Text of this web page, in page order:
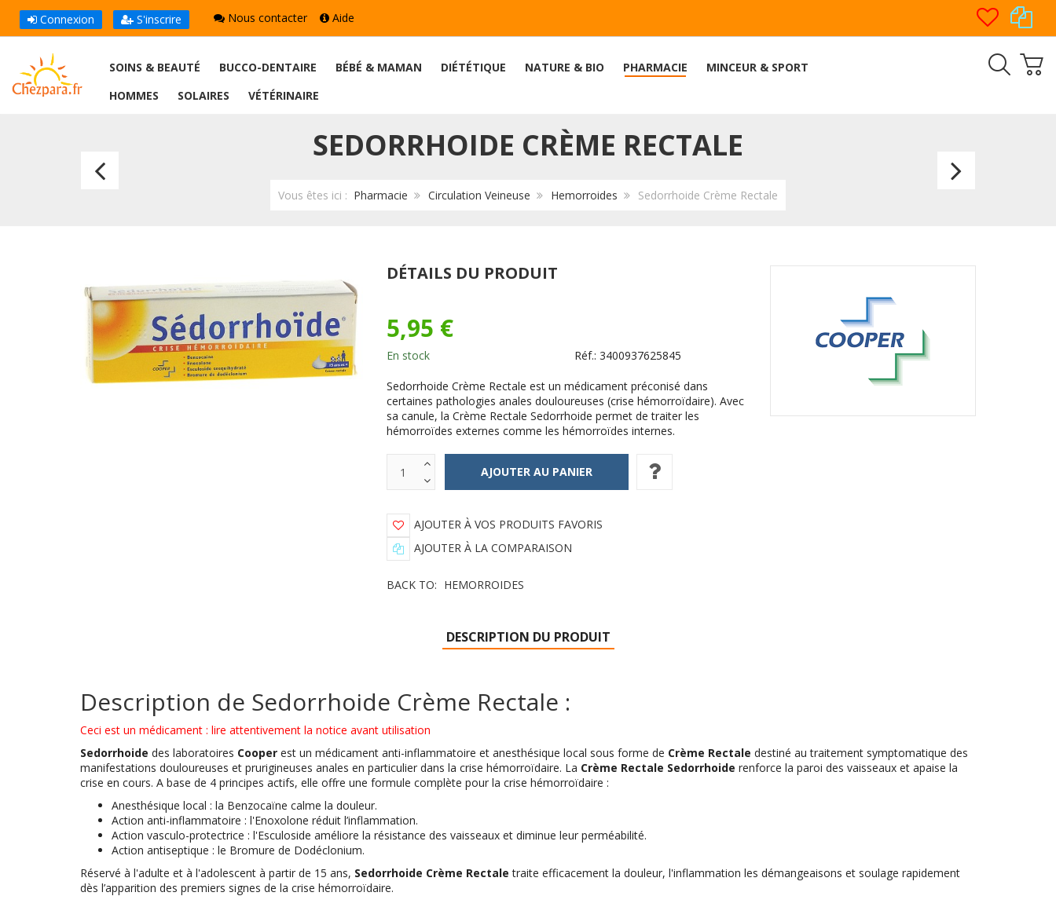
Connexion S'inscrire Nous contacter Aide
SOINS & BEAUTÉ BUCCO-DENTAIRE BÉBÉ & MAMAN DIÉTÉTIQUE NATURE & BIO PHARMACIE
MINCEUR & SPORT
HOMMES
SOLAIRES VÉTÉRINAIRE
SEDORRHOIDE CRÈME RECTALE
Vous êtes ici : Pharmacie Circulation Veineuse Hemorroides Sedorrhoide Crème Rectale
Diosmine
30
Comprimés
DÉTAILS DU PRODUIT
5,95 €
En stock Réf.: 3400937625845
Sedorrhoide Crème Rectale est un médicament préconisé dans
certaines pathologies anales douloureuses (crise hémorroïdaire). Avec
sa canule, la Crème Rectale Sedorrhoide permet de traiter les
hémorroïdes externes comme les hémorroïdes internes.
AJOUTER À VOS PRODUITS FAVORIS
AJOUTER À LA COMPARAISON
BACK TO: HEMORROIDES
DESCRIPTION DU PRODUIT
Description de Sedorrhoide Crème Rectale :
Ceci est un médicament : lire attentivement la notice avant utilisation
Sedorrhoide des laboratoires Cooper est un médicament anti-inflammatoire et anesthésique local sous forme de Crème Rectale destiné au traitement symptomatique des
manifestations douloureuses et prurigineuses anales en particulier dans la crise hémorroïdaire. La Crème Rectale Sedorrhoide renforce la paroi des vaisseaux et apaise la
crise en cours. A base de 4 principes actifs, elle offre une formule complète pour la crise hémorroïdaire :
Anesthésique local : la Benzocaïne calme la douleur.
Action anti-inflammatoire : l'Enoxolone réduit l’inflammation.
Action vasculo-protectrice : l'Esculoside améliore la résistance des vaisseaux et diminue leur perméabilité.
Action antiseptique : le Bromure de Dodéclonium.
Réservé à l'adulte et à l'adolescent à partir de 15 ans, Sedorrhoide Crème Rectale traite efficacement la douleur, l'inflammation les démangeaisons et soulage rapidement
dès l’apparition des premiers signes de la crise hémorroïdaire.